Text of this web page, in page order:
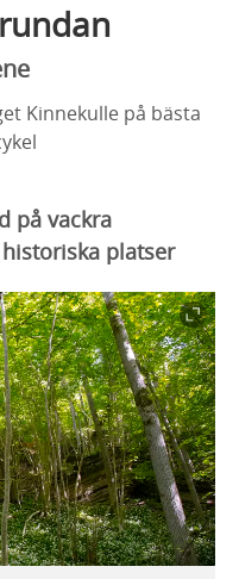
Kinnekulle på bästa
på vackra
platser